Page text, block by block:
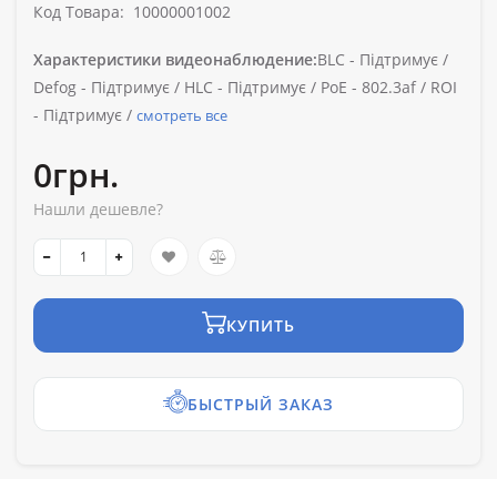
Код Товара: 10000001002
Характеристики видеонаблюдение:BLC - Підтримує /
Defog - Підтримує / HLC - Підтримує / PoE - 802.3af / ROI
- Підтримує / смотреть все
0грн.
Нашли дешевле?
КУПИТЬ
БЫСТРЫЙ ЗАКАЗ